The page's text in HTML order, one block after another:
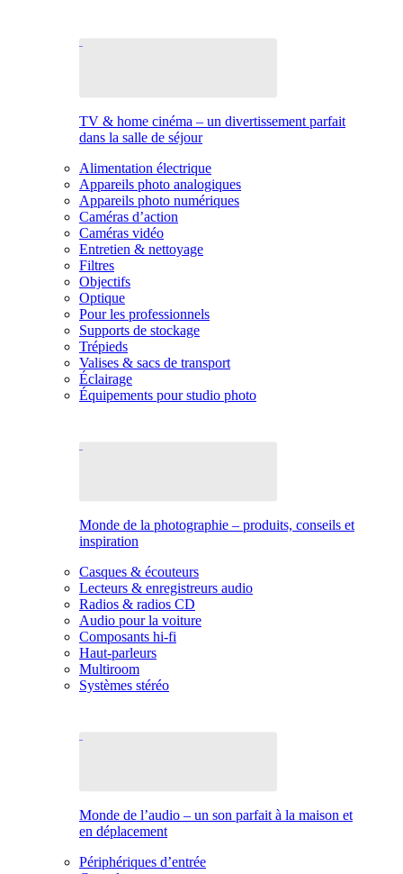
TV & home cinéma – un divertissement parfait
dans la salle de séjour
Alimentation électrique
Appareils photo analogiques
Appareils photo numériques
Caméras d’action
Caméras vidéo
Entretien & nettoyage
Filtres
Objectifs
Optique
Pour les professionnels
Supports de stockage
Trépieds
Valises & sacs de transport
Éclairage
Équipements pour studio photo
Monde de la photographie – produits, conseils et
inspiration
Casques & écouteurs
Lecteurs & enregistreurs audio
Radios & radios CD
Audio pour la voiture
Composants hi-fi
Haut-parleurs
Multiroom
Systèmes stéréo
Monde de l’audio – un son parfait à la maison et
en déplacement
Périphériques d’entrée